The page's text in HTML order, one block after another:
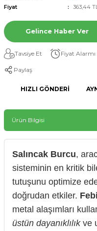
Fiyat
363,44
Gelince Haber Ver
Tavsiye Et Fiyat Alarmı
Paylaş
HIZLI GÖNDERI
Ürün Bilgisi
Salıncak Burcu,
sisteminin en kritik
tutuşunu optimize
doğrudan etkiler. Febi
metal alaşımları
üstün dayanıklılıkve